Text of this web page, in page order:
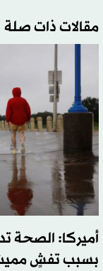
مقالات ذات صلة
أميركا: الصحة
بسبب تفشٍ